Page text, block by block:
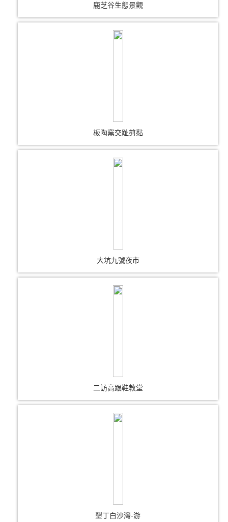
鹿芝谷生態景觀
板陶窯交趾剪黏
大坑九號夜市
二訪高跟鞋教堂
墾丁白沙灣-游